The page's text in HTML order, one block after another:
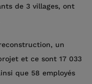
de 3 villages, ont
un
et ce sont 17 033
que 58 employés